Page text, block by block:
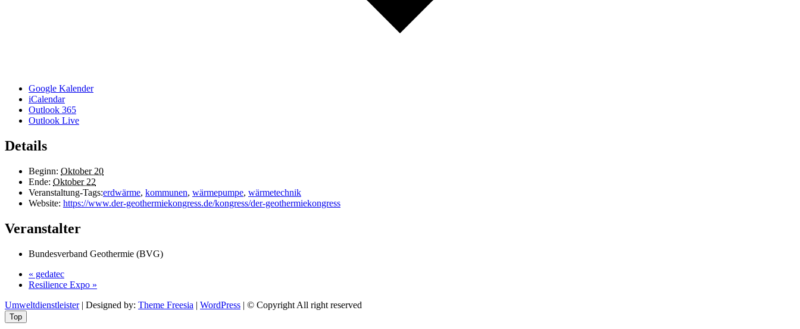
Google Kalender
iCalendar
Outlook 365
Outlook Live
Details
Beginn: Oktober 20
Ende: Oktober 22
Veranstaltung-Tags:erdwärme, kommunen, wärmepumpe, wärmetechnik
Website: https://www.der-geothermiekongress.de/kongress/der-geothermiekongress
Veranstalter
Bundesverband Geothermie (BVG)
« gedatec
Resilience Expo »
Umweltdienstleister| Designed by: Theme Freesia | WordPress | © Copyright All right reserved
Top